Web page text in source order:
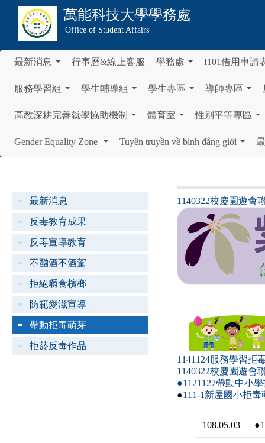
萬能科技大學學務處
Office of Student Affairs
最新消息 行事曆&線上客服 學務處 I101借用申請
服務學習組 學生輔導組 學生專區 導師專區
高教深耕完善就學協助機制 體育室 性別平等專區
Gender Equality Zone
Tuyên truyền về bình đẳng giới
最新消息
反毒教育成果
反毒宣導教育
不酗酒不酒駕
拒絕嚼食檳榔
防範愛滋宣導
帶動拒毒萌芽
拒菸反毒作品
1140322校慶園遊會
1141124服務學習拒
1140322校慶園遊會
●1121127帶動中小
●111-1新屋國小拒
108.05.03 ●